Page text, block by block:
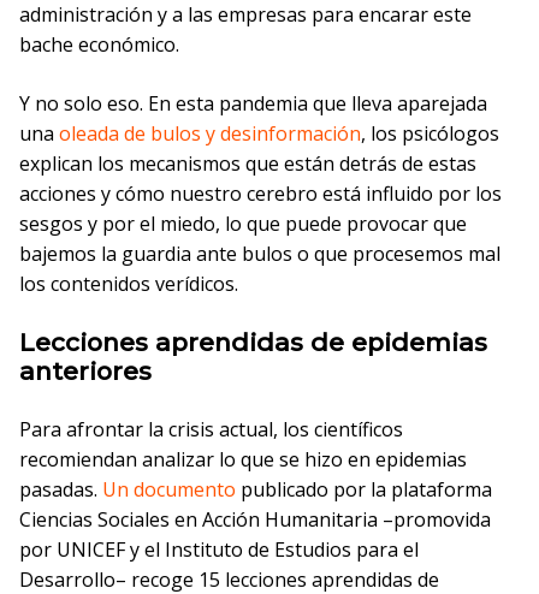
administración y a las empresas para encarar este
bache económico.
Y no solo eso. En esta pandemia que lleva aparejada
una oleada de bulos y desinformación, los psicólogos
explican los mecanismos que están detrás de estas
acciones y cómo nuestro cerebro está influido por los
sesgos y por el miedo, lo que puede provocar que
bajemos la guardia ante bulos o que procesemos mal
los contenidos verídicos.
Lecciones aprendidas de epidemias
anteriores
Para afrontar la crisis actual, los científicos
recomiendan analizar lo que se hizo en epidemias
pasadas. Un documento publicado por la plataforma
Ciencias Sociales en Acción Humanitaria –promovida
por UNICEF y el Instituto de Estudios para el
Desarrollo– recoge 15 lecciones aprendidas de